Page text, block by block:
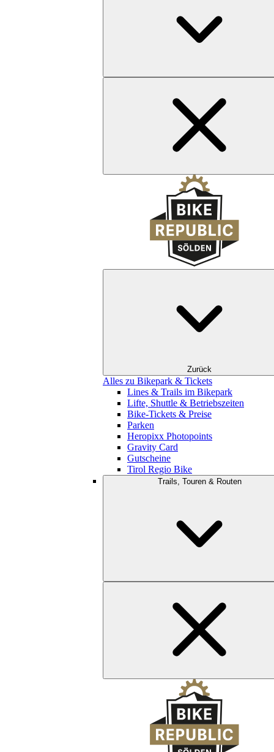
Zurück
Alles zu Bikepark & Tickets
Lines & Trails im Bikepark
Lifte, Shuttle & Betriebszeiten
Bike-Tickets & Preise
Parken
Heropixx Photopoints
Gravity Card
Gutscheine
Tirol Regio Bike
Trails, Touren & Routen